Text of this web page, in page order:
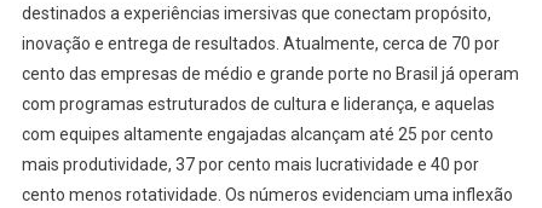
destinados a experiências imersivas que conectam propósito,
inovação e entrega de resultados. Atualmente, cerca de 70 por
cento das empresas de médio e grande porte no Brasil já operam
com programas estruturados de cultura e liderança, e aquelas
com equipes altamente engajadas alcançam até 25 por cento
mais produtividade, 37 por cento mais lucratividade e 40 por
cento menos rotatividade. Os números evidenciam uma inflexão